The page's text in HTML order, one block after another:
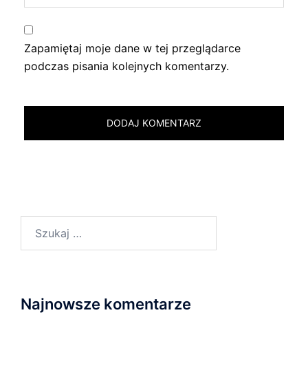
Zapamiętaj moje dane w tej przeglądarce
podczas pisania kolejnych komentarzy.
Najnowsze komentarze